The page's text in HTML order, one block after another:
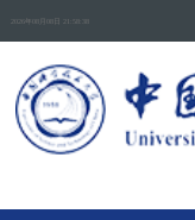
2026年08月08日 21:58:39